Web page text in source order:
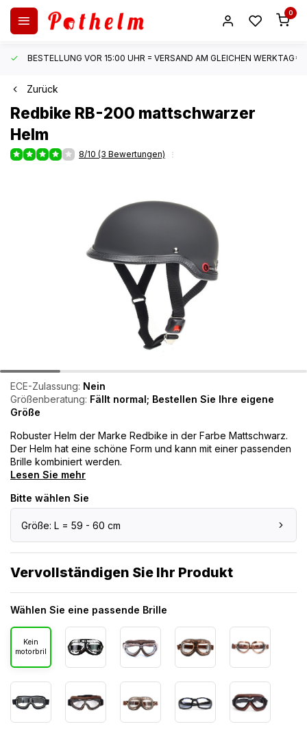
0
BESTELLUNG VOR 15:00 UHR = VERSAND AM GLEICHEN WERKTAG*
Zurück
Redbike RB-200 mattschwarzer
Helm
8/10 (3 Bewertungen)
ECE-Zulassung: Nein
Größenberatung: Fällt normal; Bestellen Sie Ihre eigene
Größe
Robuster Helm der Marke Redbike in der Farbe Mattschwarz.
Der Helm hat eine schöne Form und kann mit einer passenden
Brille kombiniert werden.
Lesen Sie mehr
Bitte wählen Sie
Größe: L = 59 - 60 cm
Vervollständigen Sie Ihr Produkt
Wählen Sie eine passende Brille
Kein
motorbril